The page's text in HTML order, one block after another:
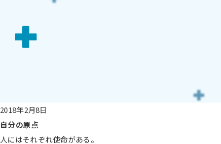
2018年2月8日
自分の原点
人にはそれぞれ使命がある。